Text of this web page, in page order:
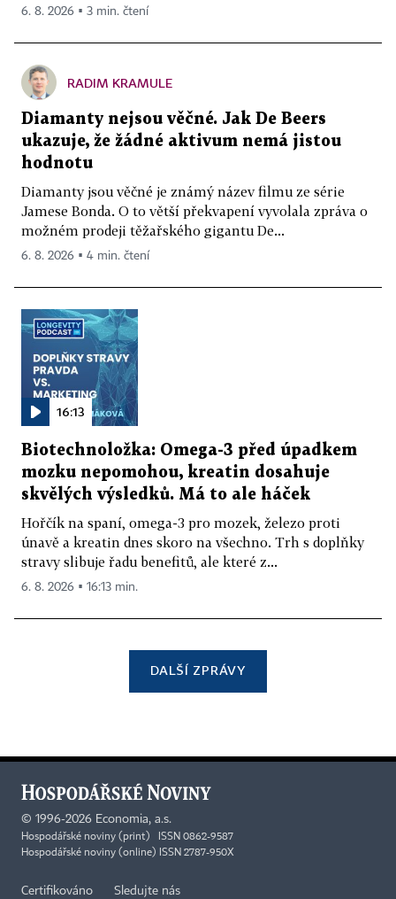
6. 8. 2026 ▪ 3 min. čtení
RADIM KRAMULE
Diamanty nejsou věčné. Jak De Beers
ukazuje, že žádné aktivum nemá jistou
hodnotu
Diamanty jsou věčné je známý název filmu ze série
Jamese Bonda. O to větší překvapení vyvolala zpráva o
možném prodeji těžařského gigantu De...
6. 8. 2026 ▪ 4 min. čtení
16:13
Biotechnoložka: Omega-3 před úpadkem
mozku nepomohou, kreatin dosahuje
skvělých výsledků. Má to ale háček
Hořčík na spaní, omega-3 pro mozek, železo proti
únavě a kreatin dnes skoro na všechno. Trh s doplňky
stravy slibuje řadu benefitů, ale které z...
6. 8. 2026 ▪ 16:13 min.
DALŠÍ ZPRÁVY
© 1996-2026 Economia, a.s.
Hospodářské noviny (print) ISSN 0862-9587
Hospodářské noviny (online) ISSN 2787-950X
Certifikováno Sledujte nás